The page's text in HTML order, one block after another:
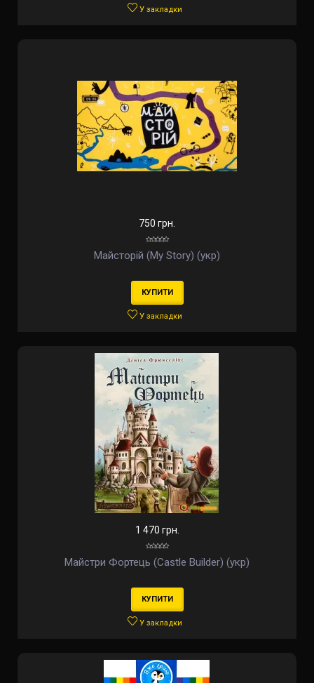
У закладки
750 грн.
Майсторій (My Story) (укр)
КУПИТИ
У закладки
1 470 грн.
Майстри Фортець (Castle Builder) (укр)
КУПИТИ
У закладки